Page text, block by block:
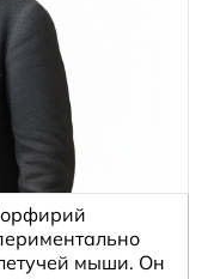
мыши. Он